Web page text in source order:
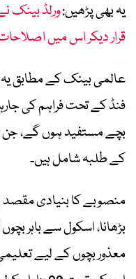
یہ بھی پڑھیں:ورلڈ بینک
قرار دیکر اس میں
عالمی بینک کے مطابق یہ
بچے مستفید ہوں گے، جن
کے طلبہ شامل ہیں۔
منصوبے کا بنیادی مقصد
بڑھانا، اسکول سے باہر
معذور بچوں کے لیے